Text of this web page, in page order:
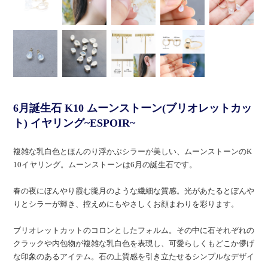
6月誕生石 K10 ムーンストーン(ブリオレットカッ
ト) イヤリング~ESPOIR~
複雑な乳白色とほんのり浮かぶシラーが美しい、ムーンストーンのK
10イヤリング。ムーンストーンは6月の誕生石です。
春の夜にぼんやり霞む朧月のような繊細な質感。光があたるとぼんや
りとシラーが輝き、控えめにもやさしくお顔まわりを彩ります。
ブリオレットカットのコロンとしたフォルム。その中に石それぞれの
クラックや内包物が複雑な乳白色を表現し、可愛らしくもどこか儚げ
な印象のあるアイテム。石の上質感を引き立たせるシンプルなデザイ